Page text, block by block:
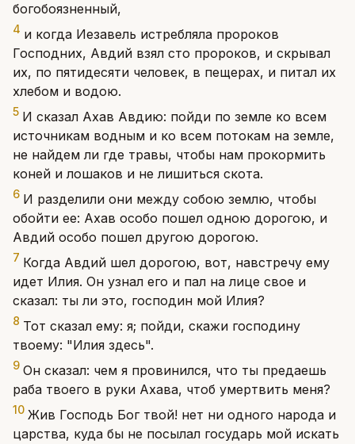
богобоязненный,
4 и когда Иезавель истребляла пророков
Господних, Авдий взял сто пророков, и скрывал
их, по пятидесяти человек, в пещерах, и питал их
хлебом и водою.
5 И сказал Ахав Авдию: пойди по земле ко всем
источникам водным и ко всем потокам на земле,
не найдем ли где травы, чтобы нам прокормить
коней и лошаков и не лишиться скота.
6 И разделили они между собою землю, чтобы
обойти ее: Ахав особо пошел одною дорогою, и
Авдий особо пошел другою дорогою.
7 Когда Авдий шел дорогою, вот, навстречу ему
идет Илия. Он узнал его и пал на лице свое и
сказал: ты ли это, господин мой Илия?
8 Тот сказал ему: я; пойди, скажи господину
твоему: "Илия здесь".
9 Он сказал: чем я провинился, что ты предаешь
раба твоего в руки Ахава, чтоб умертвить меня?
10 Жив Господь Бог твой! нет ни одного народа и
царства, куда бы не посылал государь мой искать